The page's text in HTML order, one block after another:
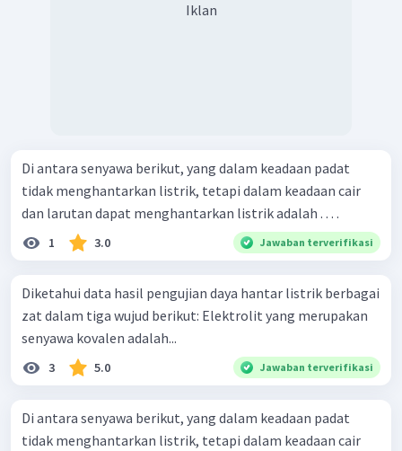
Iklan
Di antara senyawa berikut, yang dalam keadaan padat
tidak menghantarkan listrik, tetapi dalam keadaan cair
dan larutan dapat menghantarkan listrik adalah . . . .
1 3.0 Jawaban terverifikasi
Diketahui data hasil pengujian daya hantar listrik berbagai
zat dalam tiga wujud berikut: Elektrolit yang merupakan
senyawa kovalen adalah...
3 5.0 Jawaban terverifikasi
Di antara senyawa berikut, yang dalam keadaan padat
tidak menghantarkan listrik, tetapi dalam keadaan cair